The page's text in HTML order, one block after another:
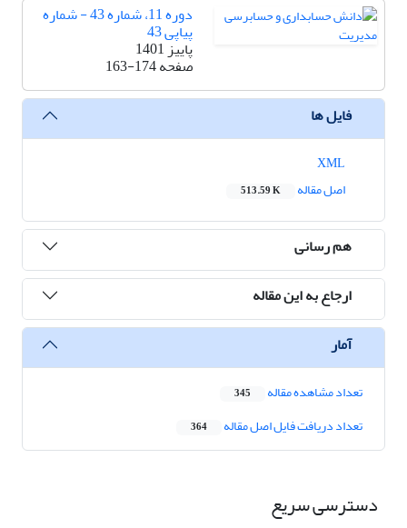
دوره 11، شماره 43 - شماره
پیاپی 43
پاییز 1401
صفحه163-174
فایل ها
اصل مقاله
513.59 K
هم رسانی
ارجاع به این مقاله
آمار
تعداد مشاهده مقاله 345
تعداد دریافت فایل اصل مقاله 364
دسترسی سریع